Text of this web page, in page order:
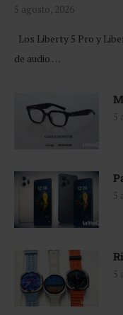
5 agosto, 2026
Los Liberty 5 Pro y
de audio …
5
5
5